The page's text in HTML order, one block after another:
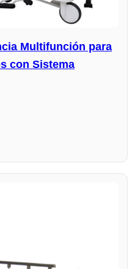
Multifunción para
con Sistema